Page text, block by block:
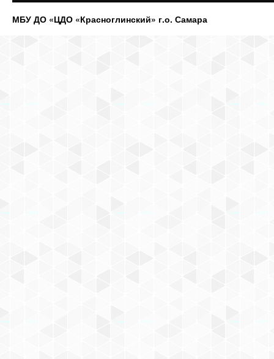
МБУ ДО «ЦДО «Красноглинский» г.о. Самара